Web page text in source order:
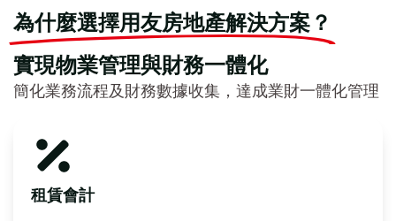
為什麼選擇用友房地產解決方案？
實現物業管理與財務一體化
簡化業務流程及財務數據收集，達成業財一體化管理
租賃會計